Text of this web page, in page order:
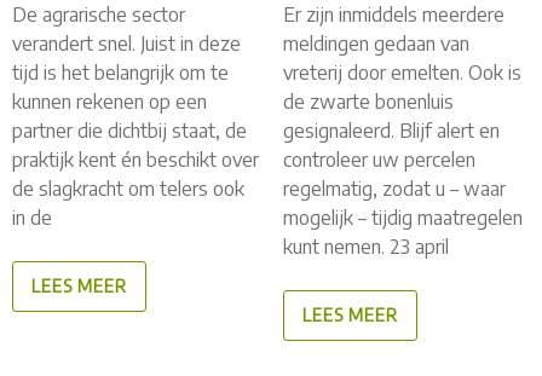
De agrarische sector
verandert snel. Juist in deze
tijd is het belangrijk om te
kunnen rekenen op een
partner die dichtbij staat, de
praktijk kent én beschikt over
de slagkracht om telers ook
in de
LEES MEER
Er zijn inmiddels meerdere
meldingen gedaan van
vreterij door emelten. Ook is
de zwarte bonenluis
gesignaleerd. Blijf alert en
controleer uw percelen
regelmatig, zodat u – waar
mogelijk – tijdig maatregelen
kunt nemen. 23 april
LEES MEER